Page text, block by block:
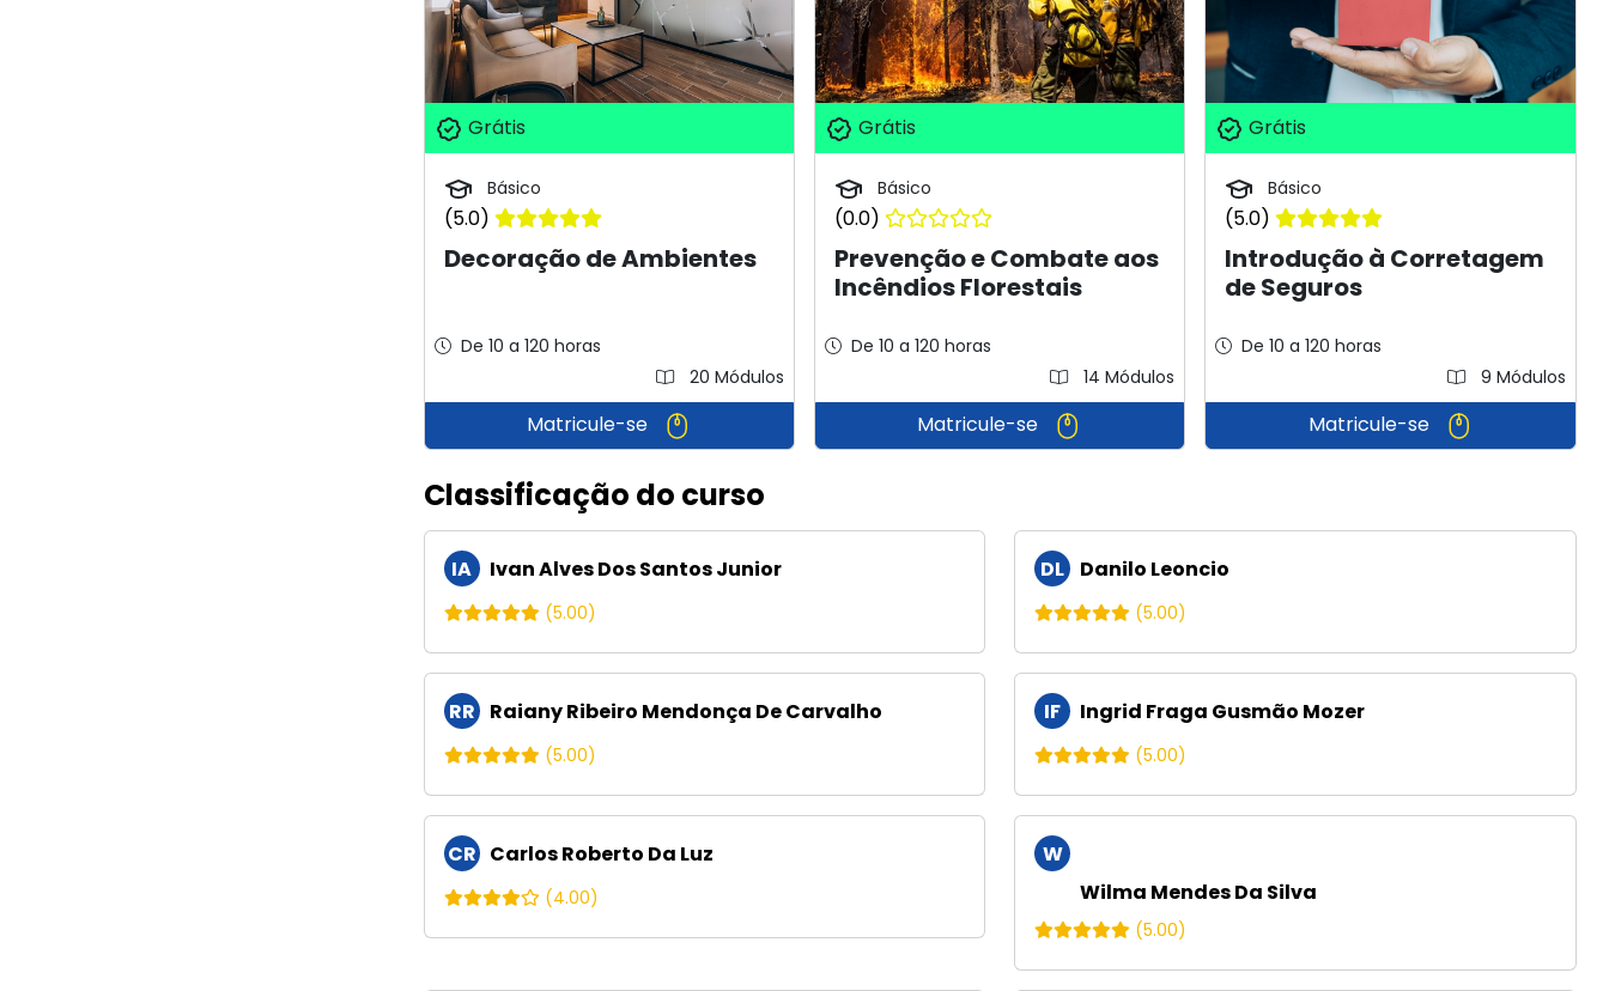
Grátis
Básico
(5.0)
Decoração de Ambientes
De 10 a 120 horas
20 Módulos
Matricule-se
Grátis
Básico
(0.0)
Prevenção e Combate aos
Incêndios Florestais
De 10 a 120 horas
14 Módulos
Matricule-se
Grátis
Básico
(5.0)
Introdução à Corretagem
de Seguros
De 10 a 120 horas
9 Módulos
Matricule-se
Classificação do curso
IA Ivan Alves Dos Santos Junior
(5.00)
DL Danilo Leoncio
(5.00)
RR Raiany Ribeiro Mendonça De Carvalho
(5.00)
IF Ingrid Fraga Gusmão Mozer
(5.00)
CR Carlos Roberto Da Luz
(4.00)
W
Wilma Mendes Da Silva
(5.00)